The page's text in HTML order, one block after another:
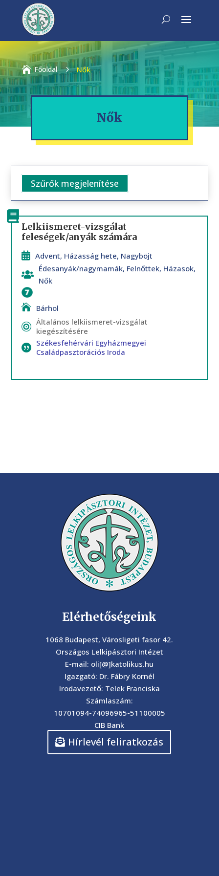
 Főoldal 5 Nők
Nők
Lelkiismeret-vizsgálat
feleségek/anyák számára
Advent, Házasság hete, Nagyböjt
Édesanyák/nagymamák, Felnőttek, Házasok,
Nők
Bárhol
Általános lelkiismeret-vizsgálat
kiegészítésére
Székesfehérvári Egyházmegyei
Családpasztorációs Iroda
Szűrők megjelenítése
Elérhetőségeink
1068 Budapest, Városligeti fasor 42.
Országos Lelkipásztori Intézet
E-mail: oli[@]katolikus.hu
Igazgató: Dr. Fábry Kornél
Irodavezető: Telek Franciska
Számlaszám:
10701094-74096965-51100005
CIB Bank
Hírlevél feliratkozás